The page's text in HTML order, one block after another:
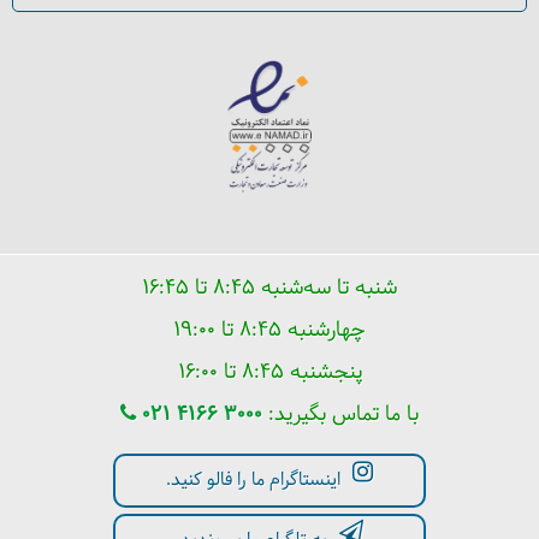
آیا نپال را برای سفر می‌پسندم؟
شنبه تا سه‌شنبه ۸:۴۵ تا ۱۶:۴۵
چهارشنبه ۸:۴۵ تا ۱۹:۰۰
پنجشنبه ۸:۴۵ تا ۱۶:۰۰
با ما تماس بگیرید: 021 4166 3000
اینستاگرام ما را فالو کنید.